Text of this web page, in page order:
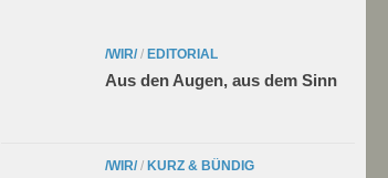
/WIR/ / EDITORIAL
Aus den Augen, aus dem Sinn
/WIR/ / KURZ & BÜNDIG